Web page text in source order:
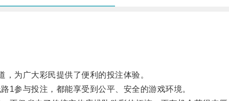
为广大彩民提供了便利的投注体验。
参与投注，都能享受到公平、安全的游戏环境。